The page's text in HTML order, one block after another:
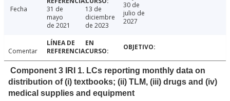
Fecha
31 de
mayo
de 2021
13 de
diciembre
de 2023
30 de
julio de
2027
Comentar
Component 3 IRI 1. LCs reporting monthly data on
distribution of (i) textbooks; (ii) TLM, (iii) drugs and (iv)
medical supplies and equipment